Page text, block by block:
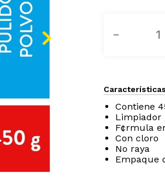
－
Contiene
F¢rmula
Con cloro
No raya
Empaque